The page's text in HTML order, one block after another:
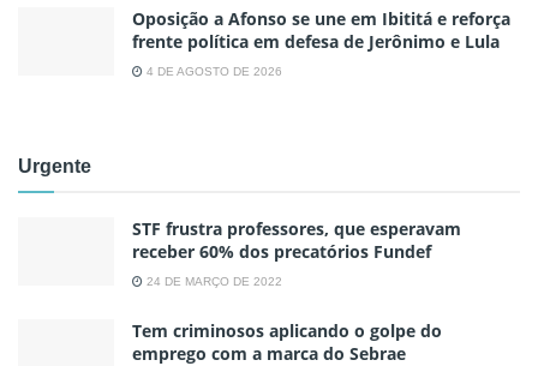
Oposição a Afonso se une em Ibititá e reforça
frente política em defesa de Jerônimo e Lula
4 DE AGOSTO DE 2026
Urgente
STF frustra professores, que esperavam
receber 60% dos precatórios Fundef
24 DE MARÇO DE 2022
Tem criminosos aplicando o golpe do
emprego com a marca do Sebrae